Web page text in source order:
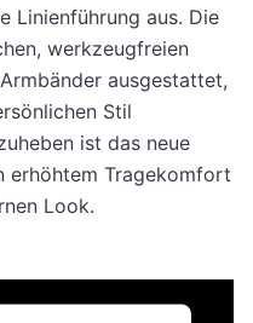
Linienführung aus. Die
werkzeugfreien
ausgestattet,
Stil
ist das neue
erhöhtem Tragekomfort
Look.